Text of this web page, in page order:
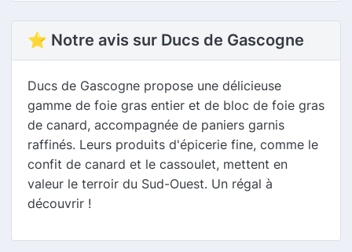
⭐ Notre avis sur Ducs de Gascogne
Ducs de Gascogne propose une délicieuse
gamme de foie gras entier et de bloc de foie gras
de canard, accompagnée de paniers garnis
raffinés. Leurs produits d'épicerie fine, comme le
confit de canard et le cassoulet, mettent en
valeur le terroir du Sud-Ouest. Un régal à
découvrir !